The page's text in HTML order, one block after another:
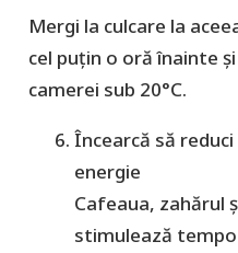
Mergi la culcare la
cel puţin o oră înainte
camerei sub 20°C.
Încearcă să
energie
Cafeaua, zahărul
stimulează